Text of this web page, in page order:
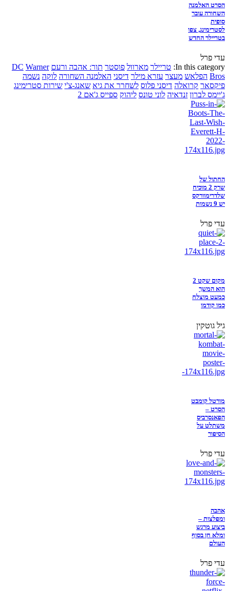
הסרט האלמנה
השחורה עובר
סופית
לסטרימינג, צפו
בטריילר החדש
עדי פרל
In this category: טריילר מארוול פוסטר תור: אהבה ורעם DC Warner
Bros הפלאש מעצר עזרא מילר דיסני האלמנה השחורה לוקה נשמה
פיקסאר קרואלה דיסני פלוס לשחרר את גיא שאנג-צ'י שירות סטרימינג
ג'יימס לברון זנדאיה לוני טונס ליהוק ספייס ג'אם 2
החתול של
שרק 2 מוכיח
שלדרימוורקס
יש 9 נשמות
עדי פרל
מקום שקט 2
הוא המשך
כמעט מוצלח
כמו קודמו
גיל גוטקין
מורטל קומבט
הסרט –
הפאנסרביס
משתלט על
הסיפור
עדי פרל
אהבה
ומפלצות –
ביצוע מרגש
ומלא חן בסוף
העולם
עדי פרל